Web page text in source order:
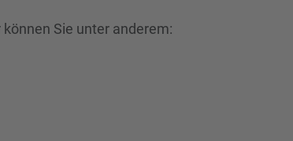
Sie unter anderem: